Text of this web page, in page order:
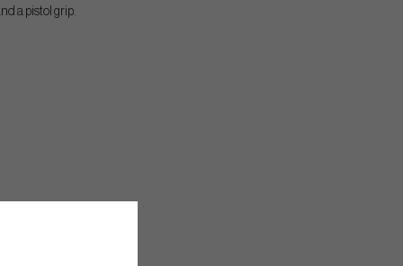
a pistol grip.